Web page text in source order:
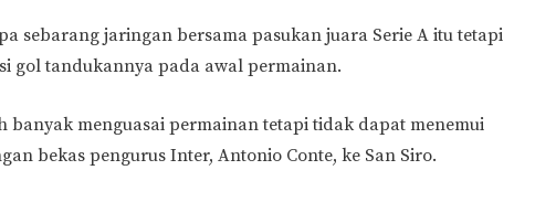
sebarang jaringan bersama pasukan juara Serie A itu tetapi
gol tandukannya pada awal permainan.
banyak menguasai permainan tetapi tidak dapat menemui
bekas pengurus Inter, Antonio Conte, ke San Siro.